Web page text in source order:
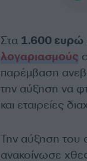
Στα 1.600 ευρώ
λογαριασμούς
παρέμβαση
την αύξηση να
και εταιρείες
Την αύξηση του
ανακοίνωσε